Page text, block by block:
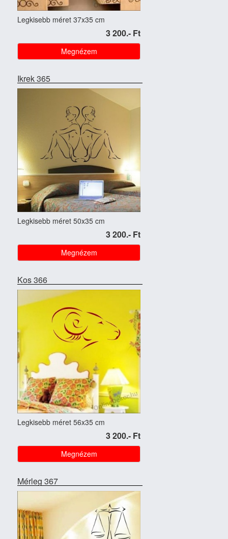
Legkisebb méret 37x35 cm
3 200.- Ft
Megnézem
Ikrek 365
Legkisebb méret 50x35 cm
3 200.- Ft
Megnézem
Kos 366
Legkisebb méret 56x35 cm
3 200.- Ft
Megnézem
Mérleg 367